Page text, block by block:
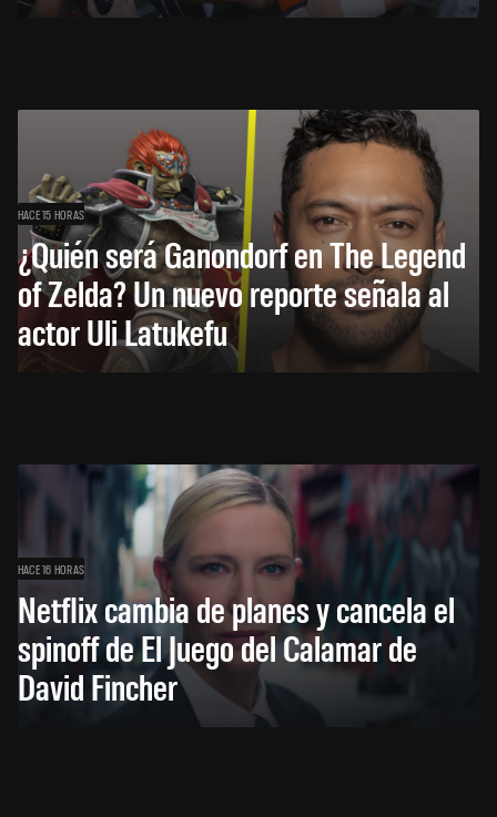
HACE 15 HORAS
¿Quién será Ganondorf en The Legend
of Zelda? Un nuevo reporte señala al
actor Uli Latukefu
HACE 16 HORAS
Netflix cambia de planes y cancela el
spinoff de El Juego del Calamar de
David Fincher